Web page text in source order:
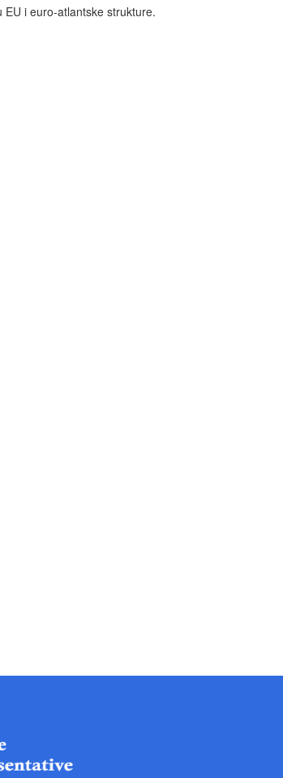
i euro-atlantske strukture.